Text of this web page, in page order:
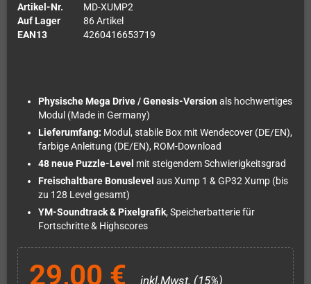
Artikel-Nr.
MD-XUMP2
Auf Lager
86 Artikel
EAN13
4260416653719
Physische Mega Drive / Genesis-Version als hochwertiges
Modul (Made in Germany)
Lieferumfang: Modul, stabile Box mit Wendecover (DE/EN),
farbige Anleitung (DE/EN), ROM-Download
48 neue Puzzle-Level mit steigendem Schwierigkeitsgrad
Freischaltbare Bonuslevel aus Xump 1 & GP32 Xump (bis
zu 128 Level gesamt)
YM-Soundtrack & Pixelgrafik, Speicherbatterie für
Fortschritte & Highscores
29,00 € inkl.Mwst. (15%)